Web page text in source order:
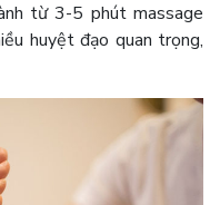
từ 3-5 phút massage
huyệt đạo quan trọng,